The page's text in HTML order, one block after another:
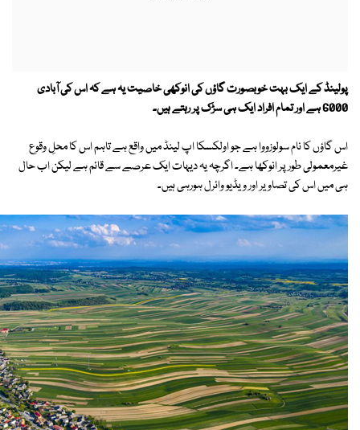
پولینڈ کے ایک بہت خوبصورت گاؤں کی انوکھی خاصیت یہ ہے کہ اس کی آبادی
6000 ہے اور تمام افراد ایک ہی سڑک پر رہتے ہیں۔
اس گاؤں کا نام سولوزووا ہے جو اولکسکا اپ لینڈ میں واقع ہے تاہم اس کا محلِ وقوع
غیرمعمولی طور پر انوکھا ہے۔ اگرچہ یہ دیہات ایک عرصے سے قائم ہے لیکن اب حال
ہی میں اس کی تصاویر اور ویڈیو وائرل ہورہی ہیں۔